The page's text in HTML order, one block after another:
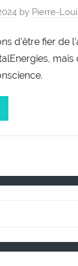
by Pierre-
d’être fier de
mais